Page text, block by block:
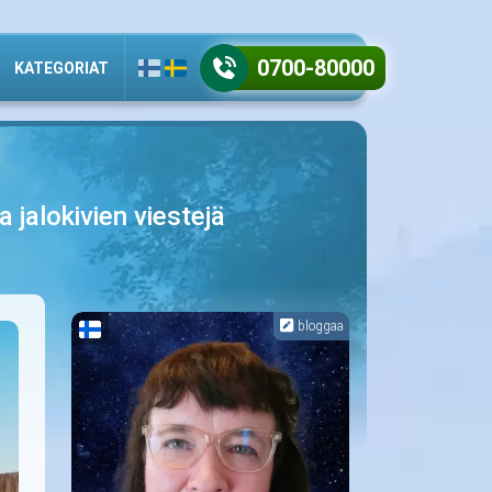
KATEGORIAT 0700-80000
jalokivien viestejä
bloggaa